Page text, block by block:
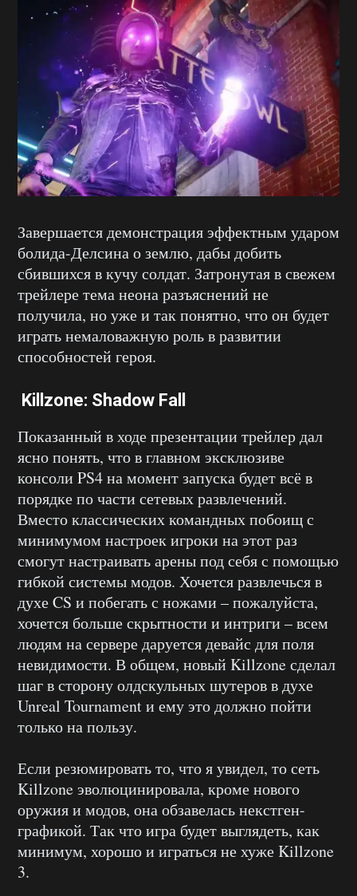
Завершается демонстрация эффектным ударом
болида-Делсина о землю, дабы добить
сбившихся в кучу солдат. Затронутая в свежем
трейлере тема неона разъяснений не
получила, но уже и так понятно, что он будет
играть немаловажную роль в развитии
способностей героя.
Killzone: Shadow Fall
Показанный в ходе презентации трейлер дал
ясно понять, что в главном эксклюзиве
консоли PS4 на момент запуска будет всё в
порядке по части сетевых развлечений.
Вместо классических командных побоищ с
минимумом настроек игроки на этот раз
смогут настраивать арены под себя с помощью
гибкой системы модов. Хочется развлечься в
духе CS и побегать с ножами – пожалуйста,
хочется больше скрытности и интриги – всем
людям на сервере даруется девайс для поля
невидимости. В общем, новый Killzone сделал
шаг в сторону олдскульных шутеров в духе
Unreal Tournament и ему это должно пойти
только на пользу.
Если резюмировать то, что я увидел, то сеть
Killzone эволюцинировала, кроме нового
оружия и модов, она обзавелась некстген-
графикой. Так что игра будет выглядеть, как
минимум, хорошо и играться не хуже Killzone
3.